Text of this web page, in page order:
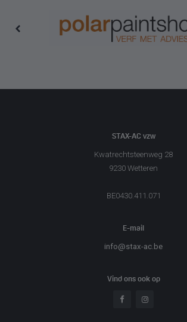
STAX-AC vzw
Kwatrechtsteenweg 28
9230 Wetteren
BE0430.411.071
E-mail
info@stax-ac.be
Vind ons ook op